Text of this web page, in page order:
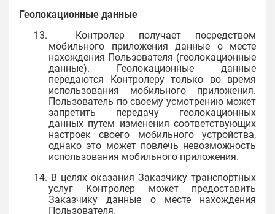
Геолокационные данные
13. Контролер получает посредством
мобильного приложения данные о месте
нахождения Пользователя (геолокационные
данные). Геолокационные данные
передаются Контролеру только во время
использования мобильного приложения.
Пользователь по своему усмотрению может
запретить передачу геолокационных
данных путем изменения соответствующих
настроек своего мобильного устройства,
однако это может повлечь невозможность
использования мобильного приложения.
14. В целях оказания Заказчику транспортных
услуг Контролер может предоставить
Заказчику данные о месте нахождения
Пользователя.